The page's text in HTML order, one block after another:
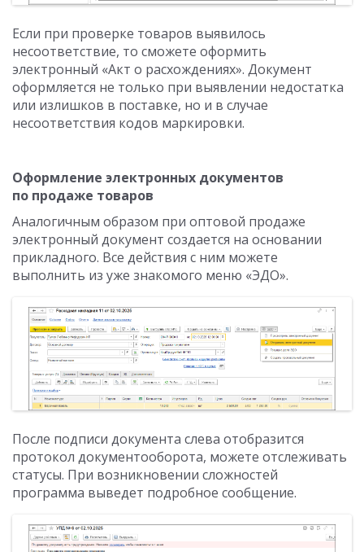
Если при проверке товаров выявилось
несоответствие, то сможете оформить
электронный «Акт о расхождениях». Документ
оформляется не только при выявлении недостатка
или излишков в поставке, но и в случае
несоответствия кодов маркировки.
Оформление электронных документов
по продаже товаров
Аналогичным образом при оптовой продаже
электронный документ создается на основании
прикладного. Все действия с ним можете
выполнить из уже знакомого меню «ЭДО».
После подписи документа слева отобразится
протокол документооборота, можете отслеживать
статусы. При возникновении сложностей
программа выведет подробное сообщение.